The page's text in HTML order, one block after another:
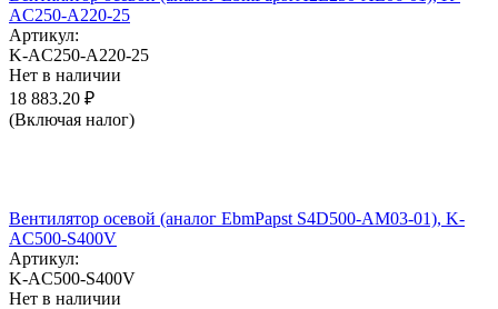
AC250-A220-25
Артикул:
K-AC250-A220-25
Нет в наличии
18 883.20 ₽
(Включая налог)
Вентилятор осевой (аналог EbmPapst S4D500-AM03-01), K-
AC500-S400V
Артикул:
K-AC500-S400V
Нет в наличии